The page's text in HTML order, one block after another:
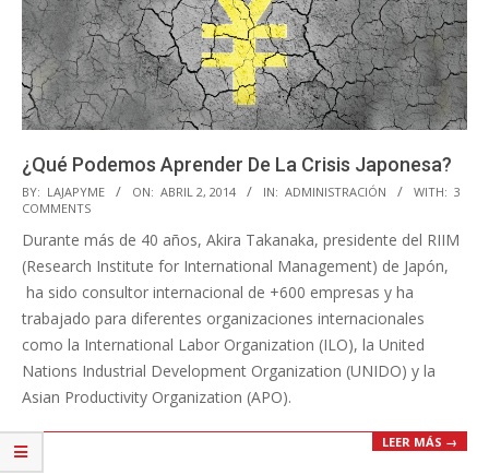
¿Qué Podemos Aprender De La Crisis Japonesa?
2014-
04-
02
BY: LAJAPYME ON: ABRIL 2, 2014 IN: ADMINISTRACIÓN WITH: 3
COMMENTS
Durante más de 40 años, Akira Takanaka, presidente del RIIM
(Research Institute for International Management) de Japón,
ha sido consultor internacional de +600 empresas y ha
trabajado para diferentes organizaciones internacionales
como la International Labor Organization (ILO), la United
Nations Industrial Development Organization (UNIDO) y la
Asian Productivity Organization (APO).
LEER MÁS →